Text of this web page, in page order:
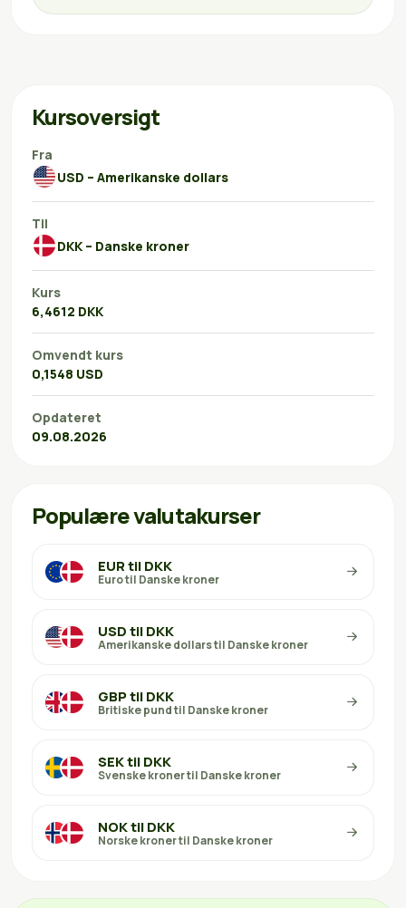
Kursoversigt
Fra
USD – Amerikanske dollars
Til
DKK – Danske kroner
Kurs
6,4612 DKK
Omvendt kurs
0,1548 USD
Opdateret
09.08.2026
Populære valutakurser
EUR til DKK
Euro til Danske kroner
USD til DKK
Amerikanske dollars til Danske kroner
GBP til DKK
Britiske pund til Danske kroner
SEK til DKK
Svenske kroner til Danske kroner
NOK til DKK
Norske kroner til Danske kroner